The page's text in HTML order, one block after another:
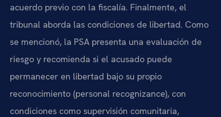
acuerdo previo con la fiscalía. Finalmente, el
tribunal aborda las condiciones de libertad. Como
se mencionó, la PSA presenta una evaluación de
riesgo y recomienda si el acusado puede
permanecer en libertad bajo su propio
reconocimiento (personal recognizance), con
condiciones como supervisión comunitaria,